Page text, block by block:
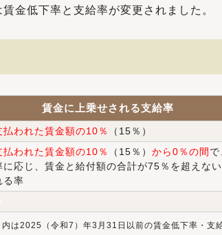
金低下率と支給率が変更されました。
賃金に上乗せされる支給率
払われた賃金額の10％ （15％）
払われた賃金額の10％ （15％） から0％の間 で
に応じ、賃金と給付額の合計が75％を超えな
る率
は2025（令和7）年3月31日以前の賃金低下率・支給